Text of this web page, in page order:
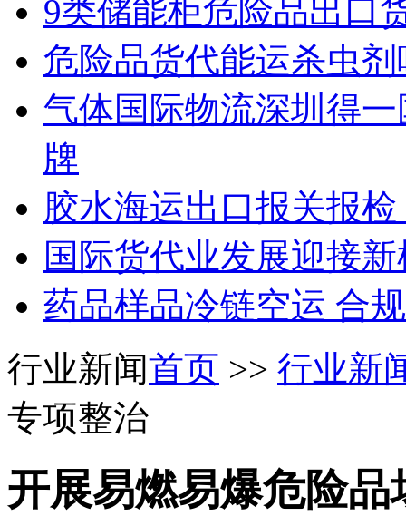
9类储能柜危险品出口
危险品货代能运杀虫
气体国际物流深圳得
牌
胶水海运出口报关报
国际货代业发展迎接
药品样品冷链空运 合
行业新闻首页 >> 行业新
专项整治
开展易燃易爆危险品